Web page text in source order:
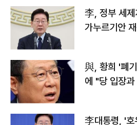
李, 정부 세
가누르기안
與, 황희 '폐
에 "당 입장
李대통령, '호